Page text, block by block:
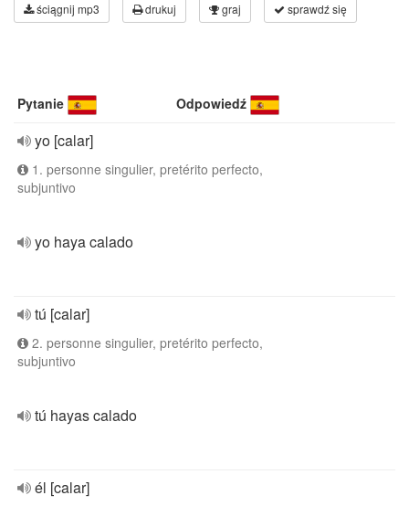
ściągnij mp3 drukuj graj sprawdź się
Pytanie Odpowiedź
yo [calar]
1. personne singulier, pretérito perfecto,
subjuntivo
yo haya calado
tú [calar]
2. personne singulier, pretérito perfecto,
subjuntivo
tú hayas calado
él [calar]